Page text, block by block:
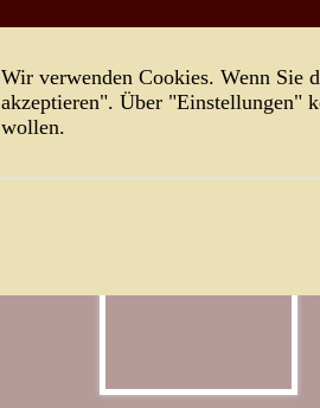
Wir verwenden Cookies. Wenn Sie
akzeptieren". Über "Einstellungen"
wollen.